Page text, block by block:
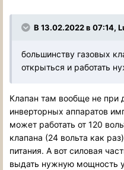
В 13.02.2022 в 07:14,
большинству газовых
открыться и работать
Клапан там вообще не при
инверторных аппаратов
может работать от 120
клапана (24 вольта как
питания. А вот силовая
выдать нужную мощность